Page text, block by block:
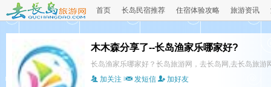
首页 长岛民宿推荐 住宿体验攻略 旅游资讯
木木森分享了--长岛渔家乐哪家好?
长岛渔家乐哪家好？长岛旅游网，去长岛网,去长岛旅游
加关注
发短信 加好友